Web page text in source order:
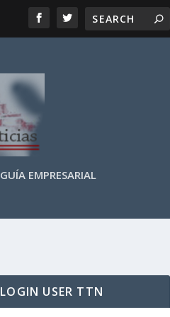
GUÍA EMPRESARIAL
LOGIN USER TTN